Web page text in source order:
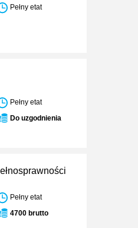
Pełny etat
Pełny etat
Do uzgodnienia
Pełny etat
4700 brutto